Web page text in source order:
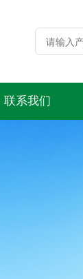
联系我们